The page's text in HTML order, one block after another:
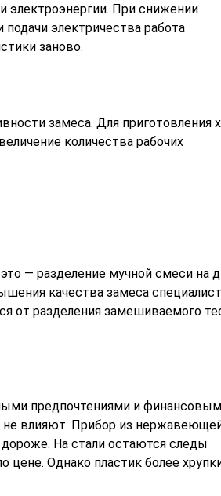
электроэнергии. При снижении
электричества работа
заново.
замеса. Для приготовления
количества рабочих
— разделение мучной смеси на
качества замеса
от разделения замешиваемого
предпочтениями и
не влияют. Прибор из
На стали остаются следы
цене. Однако пластик более